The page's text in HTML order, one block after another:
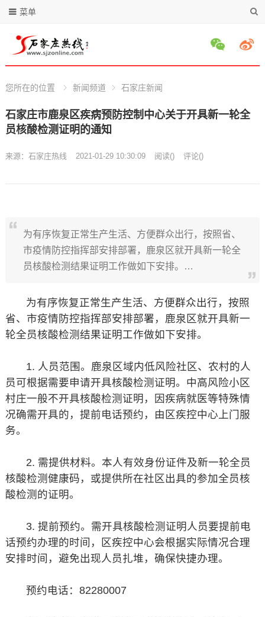
菜单
您所在的位置 新闻频道 石家庄新闻
石家庄市鹿泉区疾病预防控制中心关于开具新一轮全
员核酸检测证明的通知
来源： 石家庄热线 2021-01-29 10:30:09 阅读() 评论()
为有序恢复正常生产生活、方便群众出行，按照省、
市疫情防控指挥部安排部署，鹿泉区就开具新一轮全
员核酸检测结果证明工作做如下安排。…
为有序恢复正常生产生活、方便群众出行，按照
省、市疫情防控指挥部安排部署，鹿泉区就开具新一
轮全员核酸检测结果证明工作做如下安排。
1. 人员范围。鹿泉区域内低风险社区、农村的人
员可根据需要申请开具核酸检测证明。中高风险小区
村庄一般不开具核酸检测证明，因疾病就医等特殊情
况确需开具的，提前电话预约，由区疾控中心上门服
务。
2. 需提供材料。本人有效身份证件及新一轮全员
核酸检测健康码，或提供所在社区出具的参加全员核
酸检测的证明。
3. 提前预约。需开具核酸检测证明人员要提前电
话预约办理的时间，区疾控中心会根据实际情况合理
安排时间，避免出现人员扎堆，确保快捷办理。
预约电话：82280007